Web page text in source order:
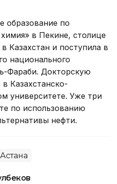
образование по
в Пекине, столице
Казахстан и поступила в
национального
Фараби. Докторскую
Казахстанско-
университете. Уже три
по использованию
нефти.
Астана